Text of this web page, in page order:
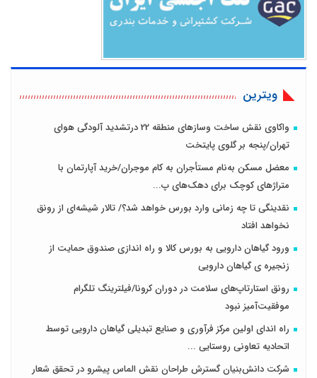
ویترین
واکاوی نقش ساخت وسازهای منطقه 22 درتشدید آلودگی هوای
تهران/پنجه بر گلوی پایتخت
معضل مسکن به‌نام مستأجران به کام موجران/خرید آپارتمان با
متراژهای کوچک برای دهک‌های پ...
نقدینگی تا چه زمانی وارد بورس خواهد شد؟/ تالار شیشه‌ای از رونق
نخواهد افتاد
ورود گیاهان دارویی به بورس کالا و راه اندازی صندوق حمایت از
زنجیره ی گیاهان دارویی
رونق استارتاپ‌های سلامت در دوران کرونا/فیلترینگ تلگرام
موفقیت‌آمیز نبود
راه اندای اولین مرکز فرآوری و صنایع تبدیلی گیاهان دارویی توسط
اتحادیه تعاونی روستایی ...
شرکت دانش‌بنیان گسترش طراحان‌‌ ‌نقش‌ الماس پیشرو در تحقق شعار